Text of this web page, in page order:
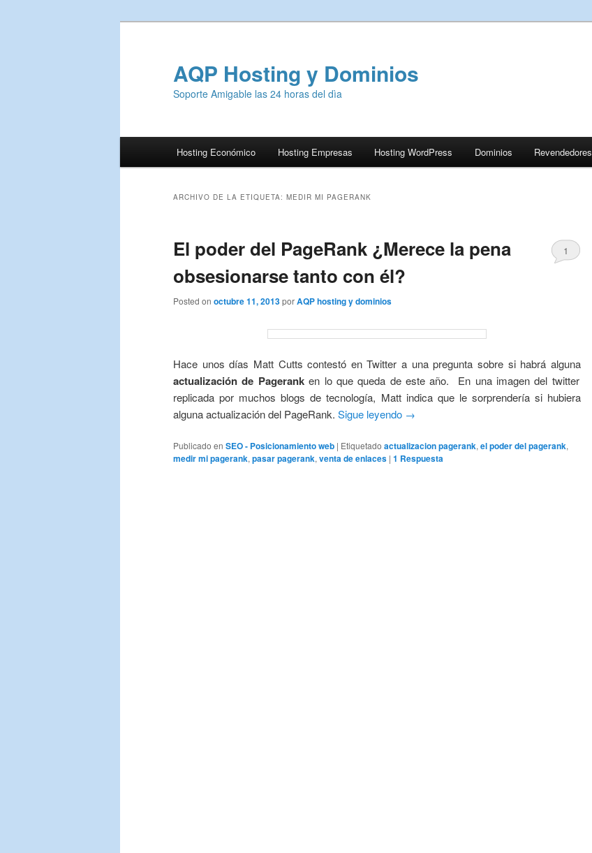
AQP Hosting y Dominios
Soporte Amigable las 24 horas del dìa
Ir
principal
Ir
secundario
Hosting Económico Hosting Empresas Hosting WordPress Dominios Revendedores
ARCHIVO DE LA ETIQUETA: MEDIR MI PAGERANK
El poder del PageRank ¿Merece la pena
obsesionarse tanto con él?
Posted on octubre 11, 2013porAQP hosting y dominios
1
Hace unos días Matt Cutts contestó en Twitter a una pregunta sobre si habrá alguna
actualización de Pageranken lo que queda de este año. En una imagen del twitter
replicada por muchos blogs de tecnología, Matt indica que le sorprendería si hubiera
alguna actualización del PageRank. Sigue leyendo →
Publicado en SEO - Posicionamiento web | Etiquetado actualizacion pagerank, el poder del pagerank,
medir mi pagerank, pasar pagerank, venta de enlaces | 1 Respuesta